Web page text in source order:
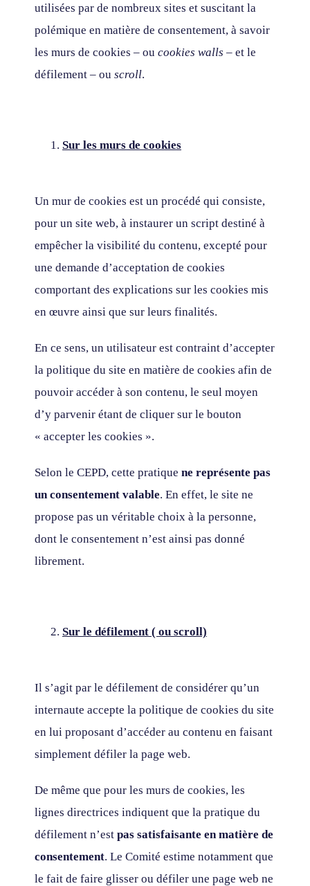
utilisées par de nombreux sites et suscitant la
polémique en matière de consentement, à savoir
les murs de cookies – ou cookies walls – et le
défilement – ou scroll.
Sur les murs de cookies
Un mur de cookies est un procédé qui consiste,
pour un site web, à instaurer un script destiné à
empêcher la visibilité du contenu, excepté pour
une demande d’acceptation de cookies
comportant des explications sur les cookies mis
en œuvre ainsi que sur leurs finalités.
En ce sens, un utilisateur est contraint d’accepter
la politique du site en matière de cookies afin de
pouvoir accéder à son contenu, le seul moyen
d’y parvenir étant de cliquer sur le bouton
« accepter les cookies ».
Selon le CEPD, cette pratique ne représente pas
un consentement valable. En effet, le site ne
propose pas un véritable choix à la personne,
dont le consentement n’est ainsi pas donné
librement.
Sur le défilement ( ou scroll)
Il s’agit par le défilement de considérer qu’un
internaute accepte la politique de cookies du site
en lui proposant d’accéder au contenu en faisant
simplement défiler la page web.
De même que pour les murs de cookies, les
lignes directrices indiquent que la pratique du
défilement n’est pas satisfaisante en matière de
consentement. Le Comité estime notamment que
le fait de faire glisser ou défiler une page web ne